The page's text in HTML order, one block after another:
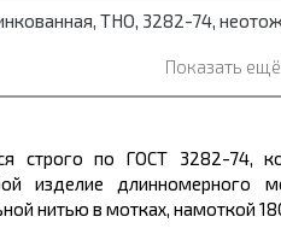
ТНО, 3282-74,
Показать ещё
строго по ГОСТ 3282-74,
изделие длинномерного
нитью в мотках, намоткой